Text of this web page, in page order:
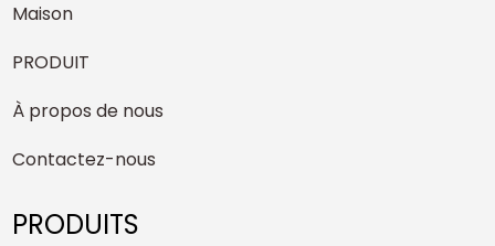
Maison
PRODUIT
À propos de nous
Contactez-nous
PRODUITS